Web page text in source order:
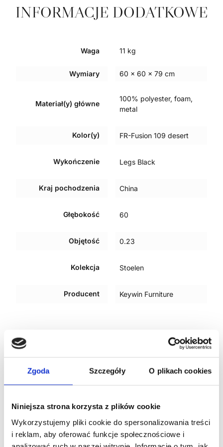
Zgoda Szczegóły O plikach cookies
Niniejsza strona korzysta z plików cookie
Wykorzystujemy pliki cookie do spersonalizowania treści
i reklam, aby oferować funkcje społecznościowe i
INFORMACJE DODATKOWE
Waga 11 kg
Wymiary 60 × 60 × 79 cm
Materiał(y) główne
100% polyester, foam,
metal
Kolor(y) FR-Fusion 109 desert
Wykończenie Legs Black
Kraj pochodzenia China
Głębokość 60
Objętość 0.23
Kolekcja Stoelen
Producent Keywin Furniture
PODOBNE PRODUKTY